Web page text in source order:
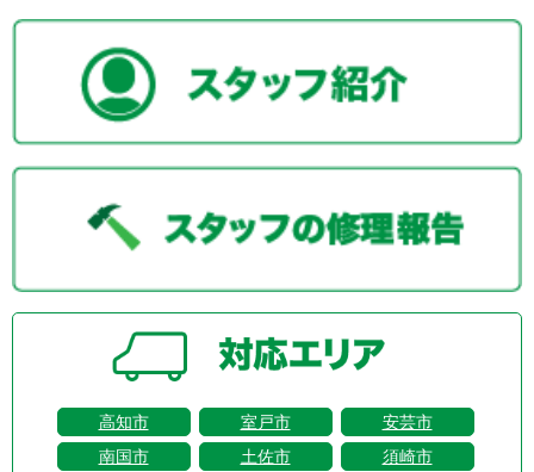
高知市 室戸市
安芸市
南国市
土佐市
須崎市